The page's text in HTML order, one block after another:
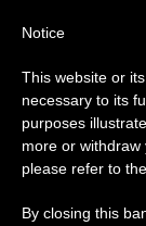
IDEOLOGÍA DE
Aviso
Del 27 de
anual,
se generan
Notice
This website or
necessary to its
purposes
more or withdraw
please refer to the
By closing this